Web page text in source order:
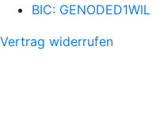
BIC: GENODED1WIL
Vertrag widerrufen